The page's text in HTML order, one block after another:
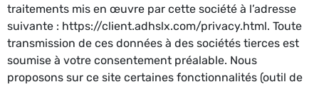
traitements mis en œuvre par cette société à l’adresse
suivante : https://client.adhslx.com/privacy.html. Toute
transmission de ces données à des sociétés tierces est
soumise à votre consentement préalable. Nous
proposons sur ce site certaines fonctionnalités (outil de